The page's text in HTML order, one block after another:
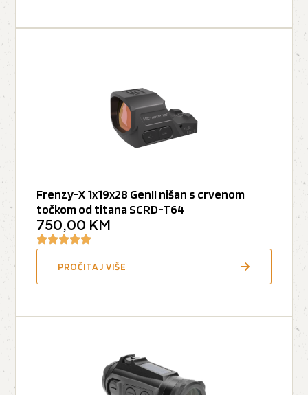
Frenzy-X 1x19x28 GenII nišan s crvenom
točkom od titana SCRD-T64
750,00 KM
PROČITAJ VIŠE